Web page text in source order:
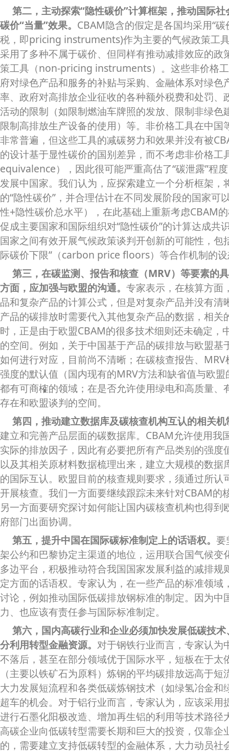
第二，主动探索“隐性碳价”计算框架，推动国际
碳价“当量”效果。 CBAM隐含的假定是各国均采用“
税，即pricing instruments)作为主要的气候政策工
采用了多种不属于碳价、但同样有推动减排效应的政
策工具（non-pricing instruments）。这些非价格
府对绿色产品和服务的补贴与采购、金融体系对绿色
率、政府对高排放企业征收的各种额外税费和处罚、
活动的限制（如限制燃油车牌照的发放、限制非绿色
限制高排放生产设备的使用）等。非价格工具在中国
非常普遍，但这些工具的减碳努力和效果并没有被
的设计基于显性碳价的国别差异，而不考虑非价格
equivalence），因此很可能严重高估了“碳泄露”程
发展中国家。我们认为，应探索建立一个分析框架，
的“隐性碳价”，并合理估计在不同发展阶段的国家可
性+隐性碳价总水平），在此基础上重新考虑CBAM
促成主要国家和国际组织对“隐性碳价”的计算达成共
国家之间有效开展气候政策谈判开创新的可能性，包
际碳价下限”（carbon price floors）等合作机制的
第三，在碳监测、报告和核查（MRV）等要素的
方面，应加强与欧盟的沟通。 专家表示，在核算方面
品和复杂产品的计算公式，但是对复杂产品并没有清
产品的碳排放时需要代入其他复杂产品的数据，相关
时，正是由于欧盟CBAM的很多技术细则还未确定，
的空间。例如，关于中国基于产品的碳排放与欧盟基
如何进行对应，目前尚不清晰；在碳核查报告、
强度的默认值（国内现有的MRV方法和缺省值与欧
都有可商榷的领域；在是否允许使用绿电和高质量、
存在和欧盟谈判的空间。
第四，推动建立数据库及碳核查机构互认的相关机
建立和完善产品层面的碳数据库。CBAM允许使用我
实际的排放因子，因此有必要把所有产品类别的强度
以及其相关原材料数据梳理出来，建立大规模的数据
的国际互认。欧盟目前的核查规则要求，须通过所认
开展核查。我们一方面要继续跟踪未来针对CBAM的
另一方面要研究探讨如何能让国内碳核查机构也得到
府部门出面协调。
第五，提升中国在国际碳标准制定上的话语权。 要
架公约和巴黎协定主渠道的地位，运用联合国气候变
多边平台，积极推动符合我国国家发展利益的减排规
定方面的话语权。专家认为，在一些产品的标准领域
讨论，例如推动国际低碳排放钢标准的制定。因为中
力、也应该有责任参与国际标准制定。
第六，国内高碳行业和企业必须加快发展低碳技
分利用转型金融资源。 对于钢铁行业而言，专家认为
不落后，甚至在部分领域优于国际水平，短板在于太
（主要以铁矿石为原料）炼钢的平均碳排放远高于
大力发展短流程和各类低碳炼钢技术（如绿氢冶金和
超车的机会。对于铝行业而言，专家认为，应该采用
进行石墨化阳极改造、增加再生铝的利用等技术路径
高碳企业向低碳转型需要长期和巨大的投资，仅靠企
的，需要建立支持低碳转型的金融体系，大力动员社